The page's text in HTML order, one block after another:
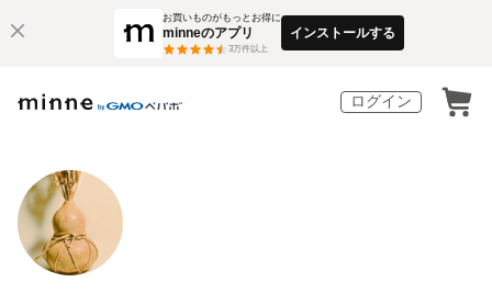
お買いものがもっとお得に
minneのアプリ
3万件以上
インストールする
ログイン